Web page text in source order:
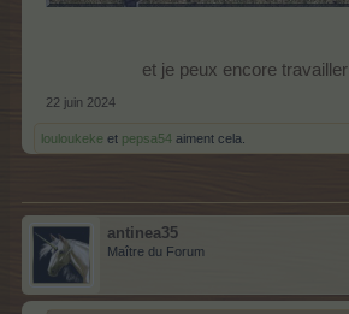
et je peux encore travailler
22 juin 2024
louloukeke et pepsa54 aiment cela.
antinea35
Maître du Forum